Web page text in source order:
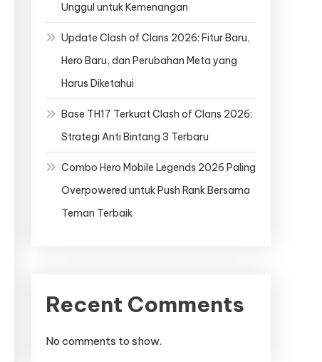
Unggul untuk Kemenangan
Update Clash of Clans 2026: Fitur Baru,
Hero Baru, dan Perubahan Meta yang
Harus Diketahui
Base TH17 Terkuat Clash of Clans 2026:
Strategi Anti Bintang 3 Terbaru
Combo Hero Mobile Legends 2026 Paling
Overpowered untuk Push Rank Bersama
Teman Terbaik
Recent Comments
No comments to show.